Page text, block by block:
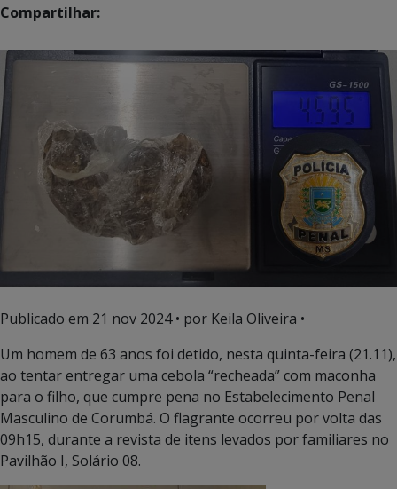
Compartilhar:
Publicado em 21 nov 2024• por Keila Oliveira •
Um homem de 63 anos foi detido, nesta quinta-feira (21.11),
ao tentar entregar uma cebola “recheada” com maconha
para o filho, que cumpre pena no Estabelecimento Penal
Masculino de Corumbá. O flagrante ocorreu por volta das
09h15, durante a revista de itens levados por familiares no
Pavilhão I, Solário 08.